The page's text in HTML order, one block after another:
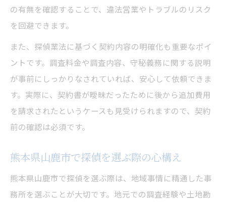
個人情報管理が信頼性のカギとなる理由
探偵との意思疎通で不安を解消する方法
トラブル防止のための事前確認ポイント
探偵依頼前に押さえるべき注意事項
探偵利用者の体験談で信頼性を確かめる
実例から見る探偵の対応と安心感の違い
信頼できる探偵の共通する実体験とは
安心して依頼できる探偵のポイント集
依頼前に知るべき探偵の特徴とは
の有無を確認することで、違法営業やトラブルのリスク
を回避できます。
また、探偵業法に基づく契約内容の明確化も重要なポイ
ントです。調査料金や調査内容、守秘義務に関する説明
が事前にしっかりなされていれば、安心して依頼できま
す。実際に、契約書が曖昧だったために後から追加費用
を請求されたというケースも見受けられますので、契約
前の確認は必須です。
熊本県山鹿市で探偵を選ぶ際の心構え
熊本県山鹿市で探偵を選ぶ際は、地域事情に精通した事
務所を選ぶことが大切です。地元での調査経験や土地勘